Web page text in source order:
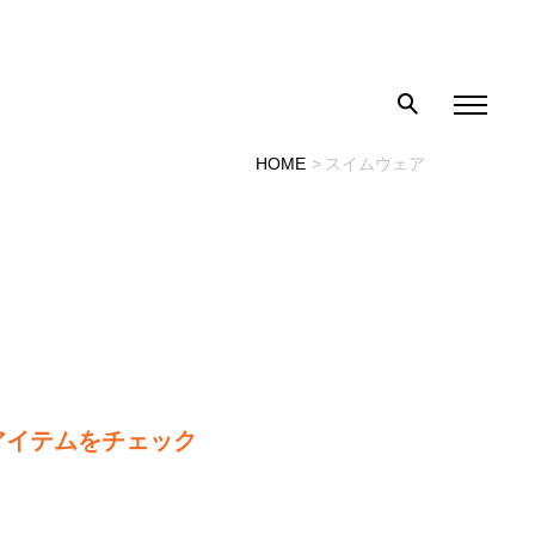
HOME スイムウェア
テムをチェック